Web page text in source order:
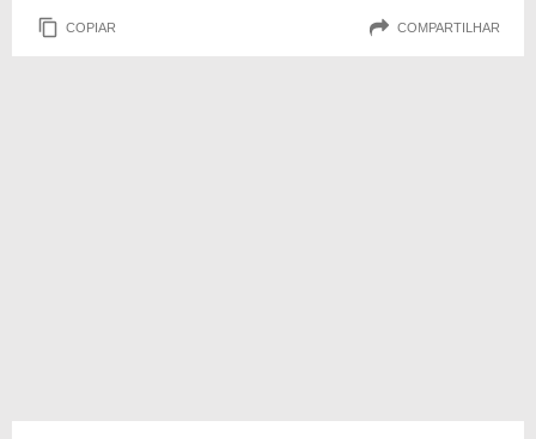
COPIAR COMPARTILHAR